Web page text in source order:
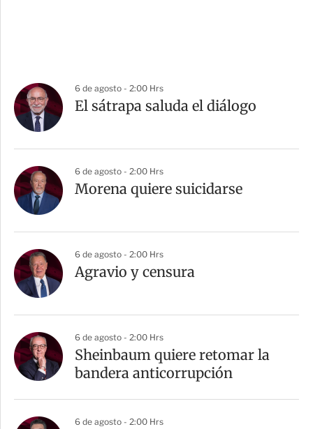
6 de agosto - 2:00 Hrs
El sátrapa saluda el diálogo
6 de agosto - 2:00 Hrs
Morena quiere suicidarse
6 de agosto - 2:00 Hrs
Agravio y censura
6 de agosto - 2:00 Hrs
Sheinbaum quiere retomar la
bandera anticorrupción
6 de agosto - 2:00 Hrs